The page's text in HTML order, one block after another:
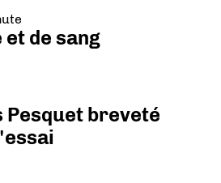
et de sang
Pesquet breveté